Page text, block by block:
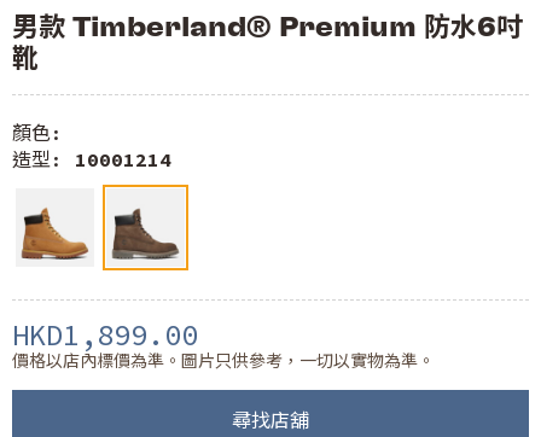
男款 Timberland® Premium 防水6吋
靴
顏色:
造型: 10001214
HKD1,899.00
價格以店內標價為準。圖片只供參考，一切以實物為準。
尋找店舖